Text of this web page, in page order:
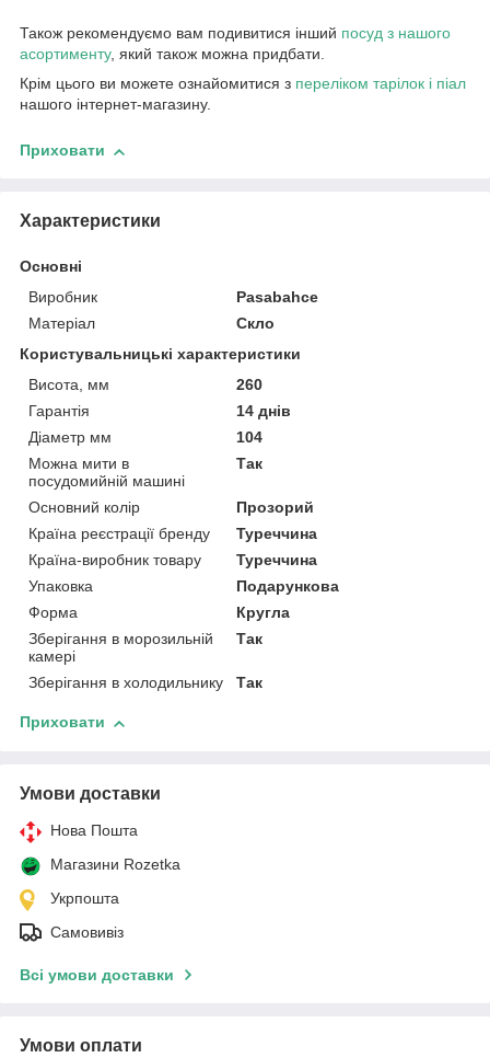
Також рекомендуємо вам подивитися інший посуд з нашого
асортименту, який також можна придбати.
Крім цього ви можете ознайомитися з переліком тарілок і піал
нашого інтернет-магазину.
Приховати
Характеристики
Основні
Виробник
Pasabahce
Матеріал
Скло
Користувальницькі характеристики
Висота, мм
260
Гарантія
14 днів
Діаметр мм
104
Можна мити в
посудомийній машині
Так
Основний колір
Прозорий
Країна реєстрації бренду
Туреччина
Країна-виробник товару
Туреччина
Упаковка
Подарункова
Форма
Кругла
Зберігання в морозильній
камері
Так
Зберігання в холодильнику Так
Приховати
Умови доставки
Нова Пошта
Магазини Rozetka
Укрпошта
Самовивіз
Всі умови доставки
Умови оплати